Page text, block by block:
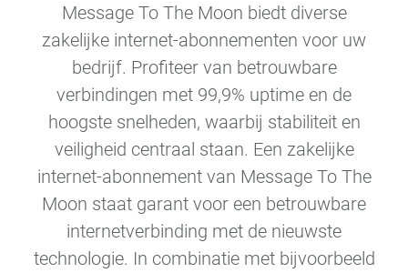
Message To The Moon biedt diverse
zakelijke internet-abonnementen voor uw
bedrijf. Profiteer van betrouwbare
verbindingen met 99,9% uptime en de
hoogste snelheden, waarbij stabiliteit en
veiligheid centraal staan. Een zakelijke
internet-abonnement van Message To The
Moon staat garant voor een betrouwbare
internetverbinding met de nieuwste
technologie. In combinatie met bijvoorbeeld